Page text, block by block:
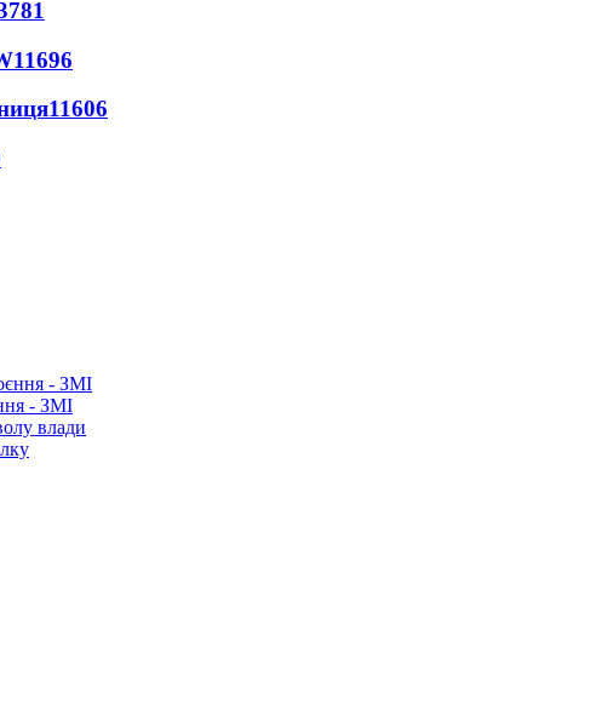
11696
11606
- ЗМІ
влади